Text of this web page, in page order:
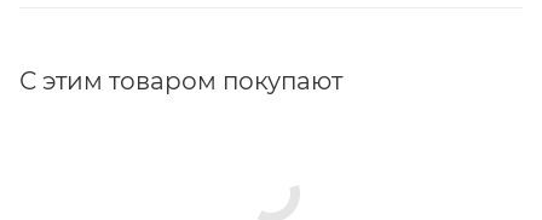
С этим товаром покупают